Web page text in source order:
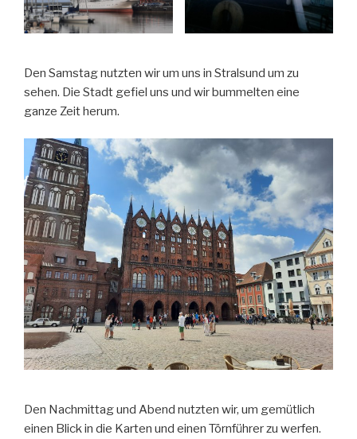
Den Samstag nutzten wir um uns in Stralsund um zu
sehen. Die Stadt gefiel uns und wir bummelten eine
ganze Zeit herum.
Den Nachmittag und Abend nutzten wir, um gemütlich
einen Blick in die Karten und einen Törnführer zu werfen.